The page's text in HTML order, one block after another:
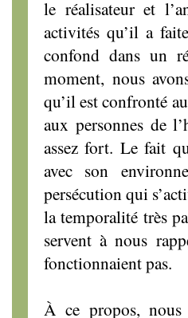
le réalisateur et
activités qu’il a
confond dans un
moment, nous
qu’il est confronté
aux personnes de
assez fort. Le fait
avec son
persécution qui
la temporalité très
servent à nous
fonctionnaient pas.
À ce propos,